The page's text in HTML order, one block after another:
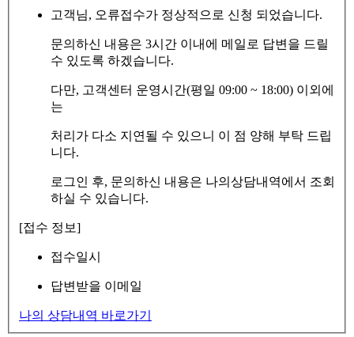
고객님, 오류접수가 정상적으로 신청 되었습니다.
문의하신 내용은 3시간 이내에 메일로 답변을 드릴
수 있도록 하겠습니다.
다만, 고객센터 운영시간(평일 09:00 ~ 18:00) 이외에
는
처리가 다소 지연될 수 있으니 이 점 양해 부탁 드립
니다.
로그인 후, 문의하신 내용은 나의상담내역에서 조회
하실 수 있습니다.
[접수 정보]
접수일시
답변받을 이메일
나의 상담내역 바로가기